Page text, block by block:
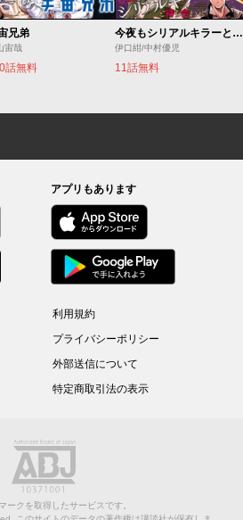
兄弟
宙哉
話無料
今夜もシリアルキラーと待ち合わせ
伊口紺/中村優児
11話無料
アプリもあります
利用規約
プライバシーポリシー
外部送信について
特定商取引法の表示
ークを取得したサービスです。